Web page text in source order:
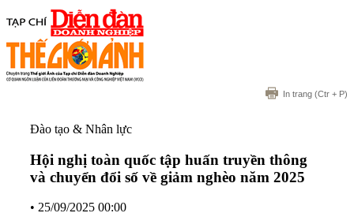
In trang (Ctr + P)
Đào tạo & Nhân lực
Hội nghị toàn quốc tập huấn truyền thông
và chuyển đổi số về giảm nghèo năm 2025
• 25/09/2025 00:00